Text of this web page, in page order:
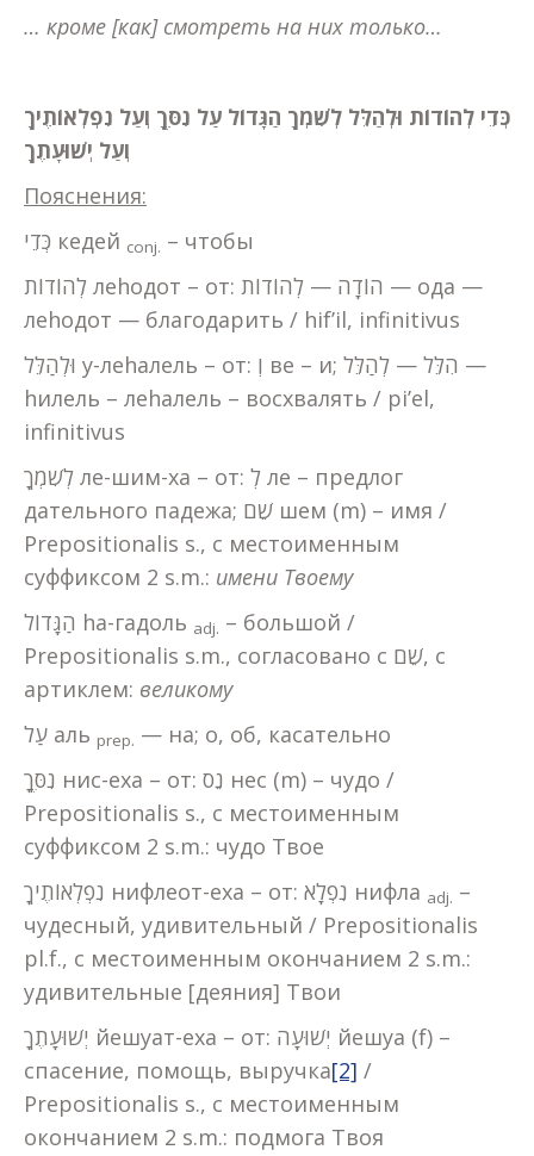
… кроме [как] смотреть на них только…
כְּדֵי לְהוֹדוֹת וּלְהַלֵּל לְשִׁמְךָ הַגָּדוֹל עַל נִסֶּךָ וְעַל נִפְלְאוֹתֶיךָ
וְעַל יְשׁוּעָתֶךָ
Пояснения:
כְּדֵי кедей conj. – чтобы
לְהוֹדוֹת леhодот – от: הוֹדָה — לְהוֹדוֹת — ода —
леhодот — благодарить / hif’il, infinitivus
וּלְהַלֵּל у-леhалель – от: וְ ве – и; הִלֵּל — לְהַלֵּל —
hилель – леhалель – восхвалять / pi’el,
infinitivus
לְשִׁמְךָ ле-шим-ха – от: לְ ле – предлог
дательного падежа; שֵׁם шем (m) – имя /
Prepositionalis s., с местоименным
суффиксом 2 s.m.: имени Твоему
הַגָּדוֹל hа-гадоль adj. – большой /
Prepositionalis s.m., согласовано с שֵׁם, с
артиклем: великому
עַל аль prep. — на; о, об, касательно
נִסֶּךָ нис-еха – от: נֵס нес (m) – чудо /
Prepositionalis s., с местоименным
суффиксом 2 s.m.: чудо Твое
נִפְלְאוֹתֶיךָ нифлеот-еха – от: נִפְלָא нифла adj. –
чудесный, удивительный / Prepositionalis
pl.f., с местоименным окончанием 2 s.m.:
удивительные [деяния] Твои
יְשׁוּעָתֶךָ йешуат-еха – от: יְשׁוּעָה йешуа (f) –
спасение, помощь, выручка[2] /
Prepositionalis s., с местоименным
окончанием 2 s.m.: подмога Твоя